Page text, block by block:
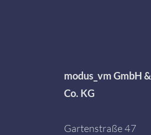
modus_vm GmbH &
Co. KG
Gartenstraße 47